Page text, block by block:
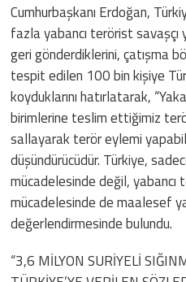
Cumhurbaşkanı Erdoğan,
fazla yabancı terörist savaşçı
geri gönderdiklerini, çatışma
tespit edilen 100 bin kişiye
koyduklarını hatırlatarak,
birimlerine teslim ettiğimiz
sallayarak terör eylemi
düşündürücüdür. Türkiye,
mücadelesinde değil, yabancı
mücadelesinde de maalesef
değerlendirmesinde bulundu.
“3,6 MİLYON SURİYELİ